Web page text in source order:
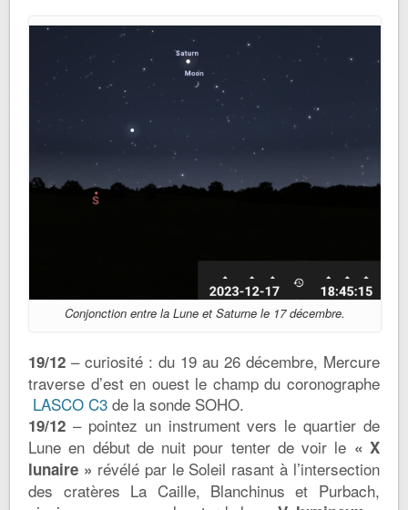
Conjonction entre la Lune et Saturne le 17 décembre.
19/12 – curiosité : du 19 au 26 décembre, Mercure
traverse d’est en ouest le champ du coronographe
LASCO C3 de la sonde SOHO.
19/12 – pointez un instrument vers le quartier de
Lune en début de nuit pour tenter de voir le « X
lunaire » révélé par le Soleil rasant à l’intersection
des cratères La Caille, Blanchinus et Purbach,